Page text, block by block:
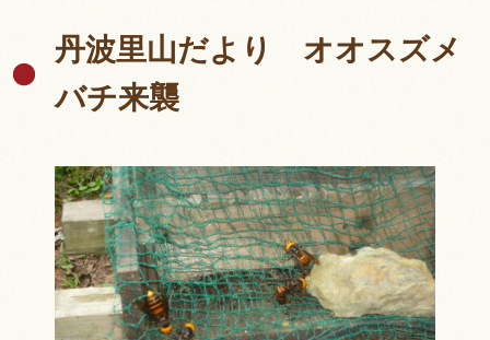
丹波里山だより オオスズメ
バチ来襲